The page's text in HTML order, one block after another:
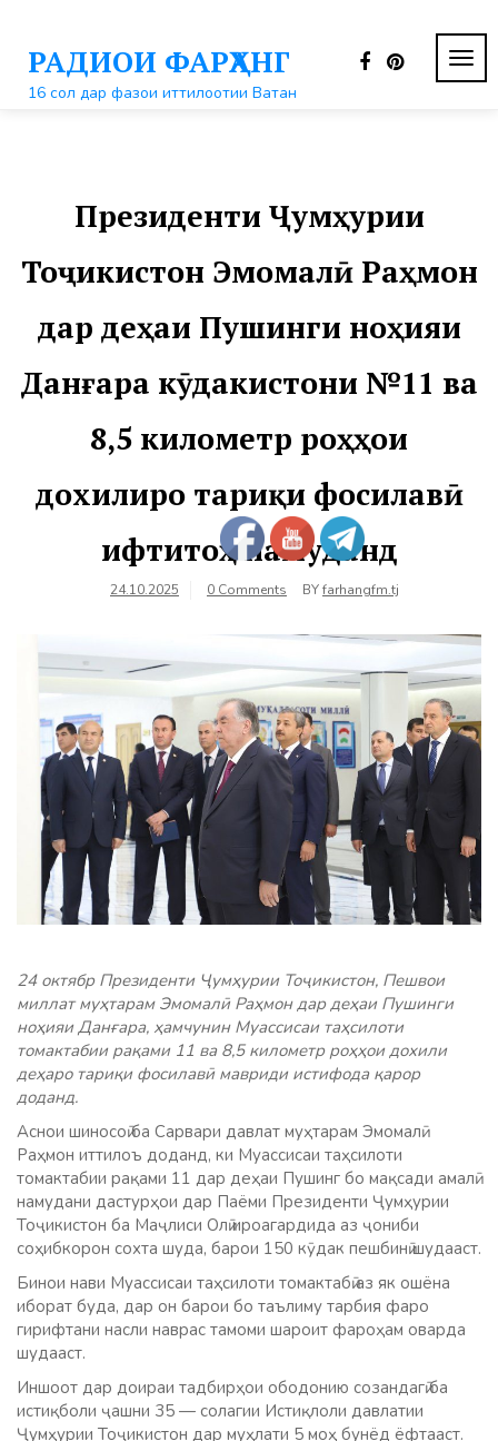
контентуРАДИОИ ФАРҲАНГ
16 сол дар фазои иттилоотии Ватан
Президенти Ҷумҳурии
Тоҷикистон Эмомалӣ Раҳмон
дар деҳаи Пушинги ноҳияи
Данғара кӯдакистони №11 ва
8,5 километр роҳҳои
дохилиро тариқи фосилавӣ
ифтитоҳ намуданд
24.10.2025 0 Comments BYfarhangfm.tj
24 октябр Президенти Ҷумҳурии Тоҷикистон, Пешвои
миллат муҳтарам Эмомалӣ Раҳмон дар деҳаи Пушинги
ноҳияи Данғара, ҳамчунин Муассисаи таҳсилоти
томактабии рақами 11 ва 8,5 километр роҳҳои дохили
деҳаро тариқи фосилавӣ мавриди истифода қарор
доданд.
Аснои шиносоӣ ба Сарвари давлат муҳтарам Эмомалӣ
Раҳмон иттилоъ доданд, ки Муассисаи таҳсилоти
томактабии рақами 11 дар деҳаи Пушинг бо мақсади амалӣ
намудани дастурҳои дар Паёми Президенти Ҷумҳурии
Тоҷикистон ба Маҷлиси Олӣ ироагардида аз ҷониби
соҳибкорон сохта шуда, барои 150 кӯдак пешбинӣ шудааст.
Бинои нави Муассисаи таҳсилоти томактабӣ аз як ошёна
иборат буда, дар он барои бо таълиму тарбия фаро
гирифтани насли наврас тамоми шароит фароҳам оварда
шудааст.
Иншоот дар доираи тадбирҳои ободонию созандагӣ ба
истиқболи ҷашни 35 — солагии Истиқлоли давлатии
Ҷумҳурии Тоҷикистон дар муҳлати 5 моҳ бунёд ёфтааст.